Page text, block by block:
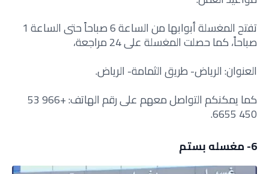
تفتح المغسلة أبوابها من الساعة 6 صباحاً حتى الساعة 1
صباحاً، كما حصلت المغسلة على 24 مراجعة،
العنوان: الرياض- طريق الثمامة- الرياض.
كما يمكنكم التواصل معهم على رقم الهاتف: +966 53
450 6655.
6- مغسله بستم